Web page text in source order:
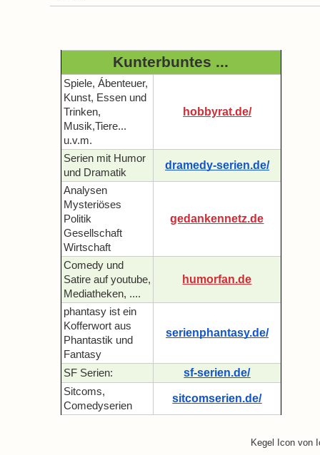
Kunterbuntes ...
Spiele, Ábenteuer,
Kunst, Essen und
Trinken,
Musik,Tiere...
u.v.m.
hobbyrat.de/
Serien mit Humor
und Dramatik
dramedy-serien.de/
Analysen
Mysteriöses
Politik
Gesellschaft
Wirtschaft
gedankennetz.de
Comedy und
Satire auf youtube,
Mediatheken, ....
humorfan.de
phantasy ist ein
Kofferwort aus
Phantastik und
Fantasy
serienphantasy.de/
SF Serien: sf-serien.de/
Sitcoms,
Comedyserien
sitcomserien.de/
Kegel Icon von